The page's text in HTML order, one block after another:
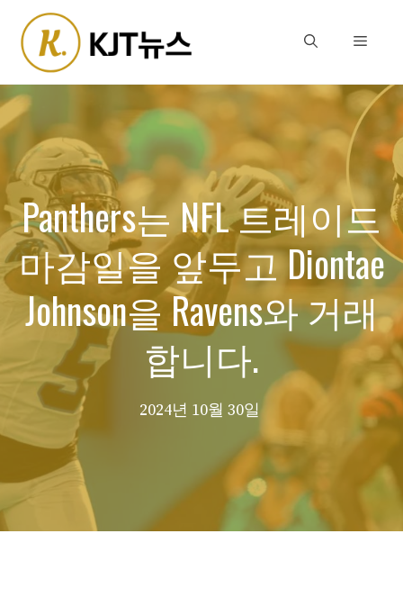
content
Menu
Panthers는 NFL 트레이드
마감일을 앞두고 Diontae
Johnson을 Ravens와 거래
합니다.
2024년 10월 30일